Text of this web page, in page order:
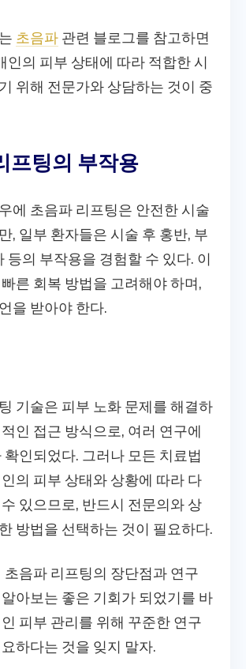
초음파 관련 블로그를 참고하면
인의 피부 상태에 따라 적합한 시
위해 전문가와 상담하는 것이 중
프팅의 부작용
에 초음파 리프팅은 안전한 시술
, 일부 환자들은 시술 후 홍반, 부
등의 부작용을 경험할 수 있다. 이
른 회복 방법을 고려해야 하며,
을 받아야 한다.
기술은 피부 노화 문제를 해결하
인 접근 방식으로, 여러 연구에
확인되었다. 그러나 모든 치료법
의 피부 상태와 상황에 따라 다
있으므로, 반드시 전문의와 상
방법을 선택하는 것이 필요하다.
초음파 리프팅의 장단점과 연구
아보는 좋은 기회가 되었기를 바
피부 관리를 위해 꾸준한 연구
하다는 것을 잊지 말자.